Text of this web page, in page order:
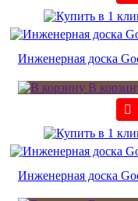
Инженерная доска
В
Инженерная доска